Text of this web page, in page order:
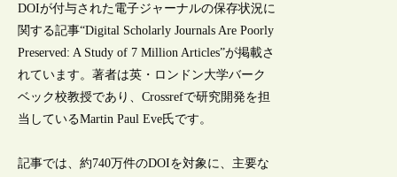
DOIが付与された電子ジャーナルの保存状況に
関する記事“Digital Scholarly Journals Are Poorly
Preserved: A Study of 7 Million Articles”が掲載さ
れています。著者は英・ロンドン大学バーク
ベック校教授であり、Crossrefで研究開発を担
当しているMartin Paul Eve氏です。
記事では、約740万件のDOIを対象に、主要な